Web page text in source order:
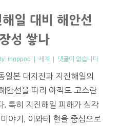
일 대비 해안선
성 쌓나
ingppoo | 세계 | 댓글이 없습니다
일본 대지진과 지진해일의
안선을 따라 아직도 고스란
. 특히 지진해일 피해가 심각
야기, 이와테 현을 중심으로